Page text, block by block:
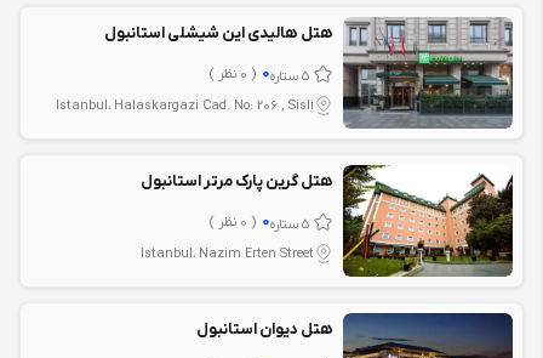
هتل هالیدی این شیشلی استانبول
5 ستاره 0 ( 0 نظر )
Istanbul، Halaskargazi Cad. No: 206 , Sisli
هتل گرین پارک مرتر استانبول
5 ستاره 0 ( 0 نظر )
Istanbul، Nazim Erten Street
هتل دیوان استانبول